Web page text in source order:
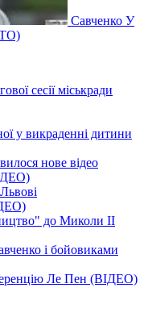
Савченко У
сесії міськради
у викраденні дитини
нове відео
до Миколи ІІ
і бойовиками
Ле Пен (ВІДЕО)